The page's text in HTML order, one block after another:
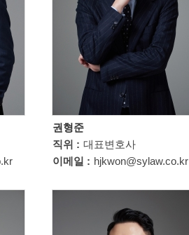
권형준
직위 : 대표변호사
이메일 : hjkwon@sylaw.co.kr